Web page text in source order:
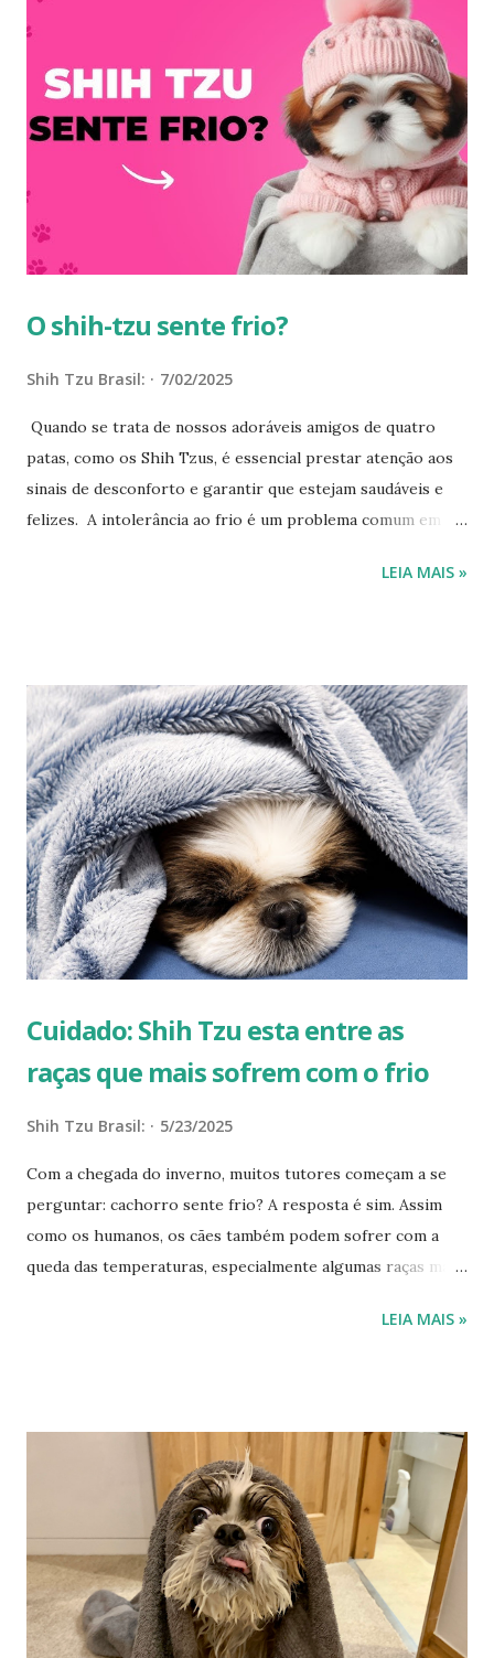
sim, você pode dar banho em shih tzu no frio. Na verdade,
o banho é essencial para evitar, por exemplo, que seu shih
tzu se contamine com determinados microrganismos
causadores de doenças, que se aproveitam do fato de que,
no inverno, o sistema imune dos animais está mais
enfraquecido. Fatores que influenciam a frequência do
banho em shih tzu A frequência ideal para dar banho em um
shih tzu depende de alguns fatores. A raça e o tipo de
pelagem dev...
O shih-tzu sente frio?
Shih Tzu Brasil: 7/02/2025
Quando se trata de nossos adoráveis amigos de quatro
patas, como os Shih Tzus, é essencial prestar atenção aos
sinais de desconforto e garantir que estejam saudáveis e
felizes. A intolerância ao frio é um problema comum em
sensíveis a temperaturas mais baixas. Aqui estão alguns
sinal clássico de que seu Shih Tzu pode estar com frio é
quando ele começa a tremer. Os tremores são uma
resposta natural do corpo para gerar calor e se aquecer.
Observe se os tremores são persistentes ou se ocorrem
apenas ocasionalmente. Enrolar-se Se você notar que seu
Shih Tzu está se enrolando em uma posição compacta,
tentando se aquecer e se proteger do frio, é provável que
ele esteja desconfortável. Eles podem tentar se encolher
em uma bola ou se esconder em lugar...
LEIA MAIS »
Cuidado: Shih Tzu esta entre as
raças que mais sofrem com o frio
Shih Tzu Brasil: 5/23/2025
Com a chegada do inverno, muitos tutores começam a se
perguntar: cachorro sente frio? A resposta é sim. Assim
como os humanos, os cães também podem sofrer com a
queda das temperaturas, especialmente algumas raças mais
pode favorecer problemas respiratórios, reduzir a
focinho achatado — estão entre as mais afetadas durante os
meses mais frios do ano. Por Que Algumas Raças Sofrem
Mais Com o Frio? Raças braquicefálicas apresentam maior
dificuldade respiratória devido à anatomia do focinho.
Durante o inverno, o ar seco pode ressecar as vias
respiratórias, agravando ainda mais esse problema. Além
disso, cães de porte pequeno costumam perder calor
LEIA MAIS »